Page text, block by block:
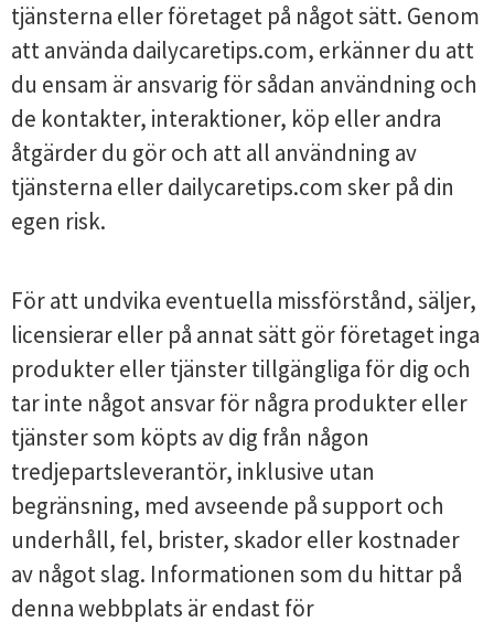
tjänsterna eller företaget på något sätt. Genom
att använda dailycaretips.com, erkänner du att
du ensam är ansvarig för sådan användning och
de kontakter, interaktioner, köp eller andra
åtgärder du gör och att all användning av
tjänsterna eller dailycaretips.com sker på din
egen risk.
För att undvika eventuella missförstånd, säljer,
licensierar eller på annat sätt gör företaget inga
produkter eller tjänster tillgängliga för dig och
tar inte något ansvar för några produkter eller
tjänster som köpts av dig från någon
tredjepartsleverantör, inklusive utan
begränsning, med avseende på support och
underhåll, fel, brister, skador eller kostnader
av något slag. Informationen som du hittar på
denna webbplats är endast för